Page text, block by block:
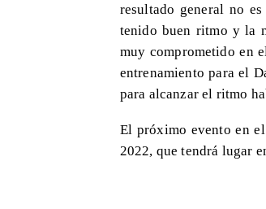
resultado general no
tenido buen ritmo y la
muy comprometido en
entrenamiento para el
para alcanzar el ritmo
El próximo evento en
2022, que tendrá lugar